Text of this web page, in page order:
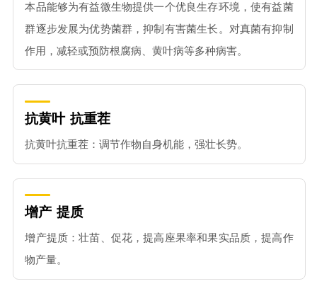
本品能够为有益微生物提供一个优良生存环境，使有益菌
群逐步发展为优势菌群，抑制有害菌生长。对真菌有抑制
作用，减轻或预防根腐病、黄叶病等多种病害。
抗黄叶 抗重茬
抗黄叶抗重茬：调节作物自身机能，强壮长势。
增产 提质
增产提质：壮苗、促花，提高座果率和果实品质，提高作
物产量。